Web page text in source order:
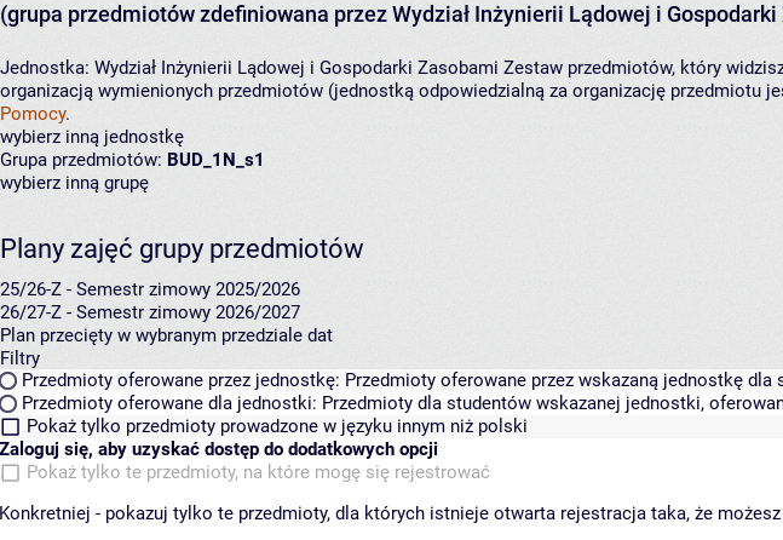
(grupa przedmiotów zdefiniowana przez Wydział Inżynierii Lądowej i
Jednostka: Wydział Inżynierii Lądowej i Gospodarki Zasobami Zestaw przedmiotów, który
organizacją wymienionych przedmiotów (jednostką odpowiedzialną za organizację
Pomocy.
wybierz inną jednostkę
Grupa przedmiotów: BUD_1N_s1
wybierz inną grupę
Plany zajęć grupy przedmiotów
25/26-Z - Semestr zimowy 2025/2026
26/27-Z - Semestr zimowy 2026/2027
Plan przecięty w wybranym przedziale dat
Filtry
Przedmioty oferowane przez jednostkę: Przedmioty oferowane przez wskazaną jednostkę
Przedmioty oferowane dla jednostki: Przedmioty dla studentów wskazanej jednostki,
Pokaż tylko przedmioty prowadzone w języku innym niż polski
Zaloguj się, aby uzyskać dostęp do dodatkowych opcji
Pokaż tylko te przedmioty, na które mogę się rejestrować
Konkretniej - pokazuj tylko te przedmioty, dla których istnieje otwarta rejestracja taka, że